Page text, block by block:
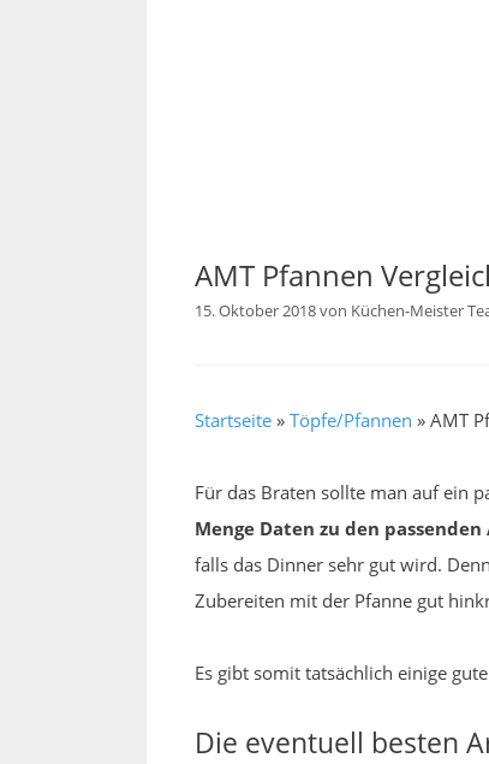
AMT Pfannen
15. Oktober 2018von Küchen-Meister
Startseite » Töpfe/Pfannen » AMT
Für das Braten sollte man auf ein
Menge Daten zu den
falls das Dinner sehr gut wird.
Zubereiten mit der Pfanne gut
Es gibt somit tatsächlich einige
Die eventuell besten